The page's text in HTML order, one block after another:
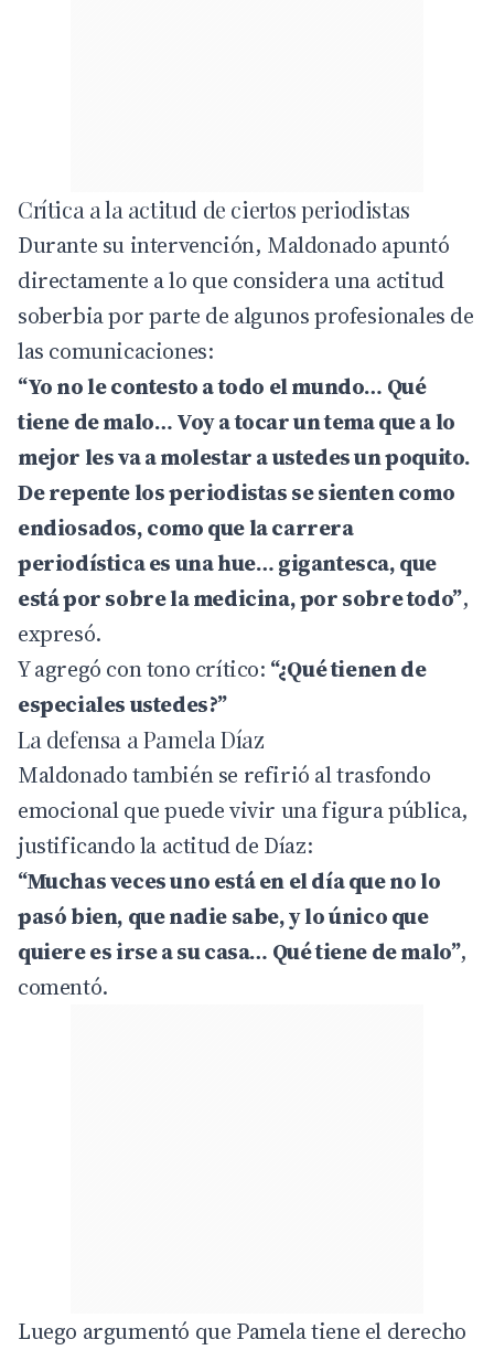
Crítica a la actitud de ciertos periodistas
Durante su intervención, Maldonado apuntó
directamente a lo que considera una actitud
soberbia por parte de algunos profesionales de
las comunicaciones:
“Yo no le contesto a todo el mundo… Qué
tiene de malo… Voy a tocar un tema que a lo
mejor les va a molestar a ustedes un poquito.
De repente los periodistas se sienten como
endiosados, como que la carrera
periodística es una hue… gigantesca, que
está por sobre la medicina, por sobre todo”,
expresó.
Y agregó con tono crítico: “¿Qué tienen de
especiales ustedes?”
La defensa a Pamela Díaz
Maldonado también se refirió al trasfondo
emocional que puede vivir una figura pública,
justificando la actitud de Díaz:
“Muchas veces uno está en el día que no lo
pasó bien, que nadie sabe, y lo único que
quiere es irse a su casa… Qué tiene de malo”,
comentó.
Luego argumentó que Pamela tiene el derecho